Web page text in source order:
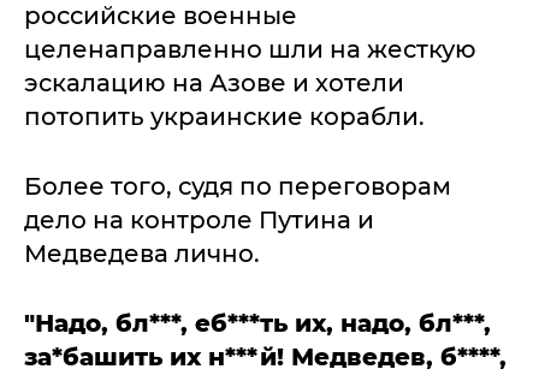
российские военные
целенаправленно шли на жесткую
эскалацию на Азове и хотели
потопить украинские корабли.
Более того, судя по переговорам
дело на контроле Путина и
Медведева лично.
"Надо, бл***, еб***ть их, надо, бл***,
за*башить их н***й! Медведев, б****,